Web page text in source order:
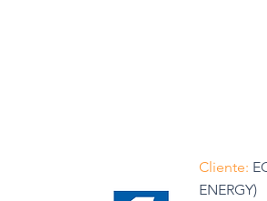
Cliente:
ENERGY)